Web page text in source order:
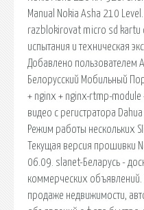
Manual Nokia Asha 210
razblokirovat micro sd
испытания и техническая
Добавлено пользователем
Белорусский Мобильный
+ nginx + nginx-rtmp-
видео с регистратора
Режим работы нескольких
Текущая версия прошивки
06.09. slanet-Беларусь -
коммерческих
продаже недвижимости,